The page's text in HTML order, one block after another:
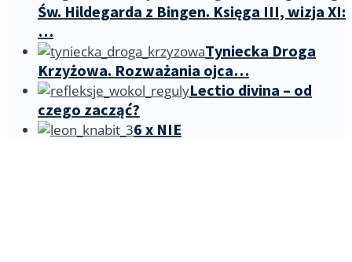
Św. Hildegarda z Bingen. Księga III, wizja XI:
…
Tyniecka Droga
Krzyżowa. Rozważania ojca…
Lectio divina – od
czego zacząć?
6 x NIE